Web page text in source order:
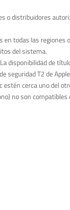
o distribuidores
todas las
del sistema.
disponibilidad de
seguridad T2 de
cerca uno del
no son compatibles